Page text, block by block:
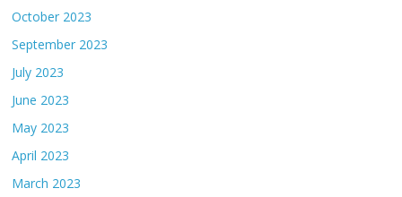
October 2023
September 2023
July 2023
June 2023
May 2023
April 2023
March 2023